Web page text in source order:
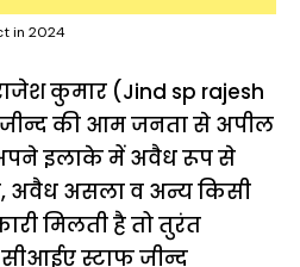
in 2024
कुमार (Jind sp rajesh
जीन्द की आम जनता से अपील
इलाके में अवैध रूप से
अवैध असला व अन्य किसी
मिलती है तो तुरंत
स्टाफ जीन्द